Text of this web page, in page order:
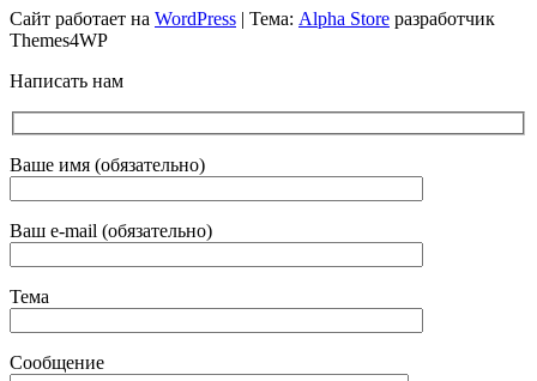
Сайт работает на WordPress | Тема: Alpha Store разработчик
Themes4WP
Написать нам
Ваше имя (обязательно)
Ваш e-mail (обязательно)
Тема
Сообщение